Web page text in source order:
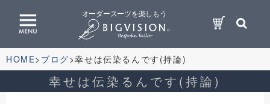
オーダースーツを楽しもう
HOME ブログ 幸せは伝染るんです(持論)
幸せは伝染るんです(持論)